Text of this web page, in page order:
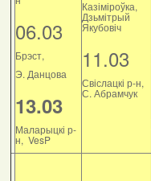
06.03
Брэст,
Э. Данцова
13.03
Маларыцкі р-
н, VesP
Казіміроўка,
Дзьмітрый
Якубовіч
11.03
Свіслацкі р-н,
С. Абрамчук